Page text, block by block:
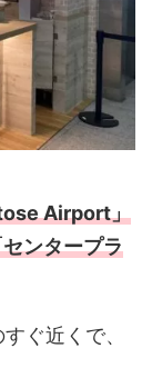
Airport」
ンタープラ
ぐ近くで、